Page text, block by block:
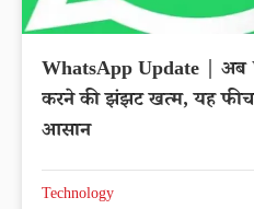
WhatsApp Update | अब
करने की झंझट खत्म, यह
आसान
Technology